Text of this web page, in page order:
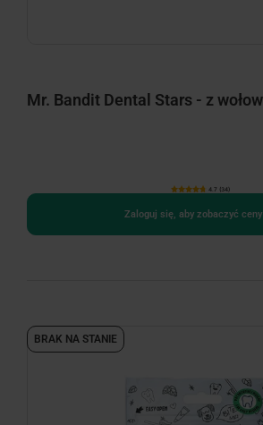
Mr. Bandit Dental Stars - z
4.7 (34)
Zaloguj się, aby zobaczyć ceny
BRAK NA STANIE